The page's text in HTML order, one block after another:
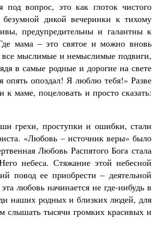
вопрос, это как глоток чистого
дикой вечеринки к тихому
предупредительны и галантны к
мама – это святое и можно вновь
все мыслимые и немыслимые подвиги,
в самые родные и дорогие на свете
опять опоздал! Я люблю тебя!» Разве
маме, поцеловать и просто сказать:
грехи, проступки и ошибки, стали
«Любовь – источник веры» было
Любовь Распятого Бога стала
небеса. Стяжание этой небесной
повод ее приобрести – деятельной
любовь начинается не где-нибудь в
наших родных и близких людей, для
слышать тысячи громких красивых и